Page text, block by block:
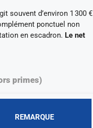
souvent d’environ 1 300 €
ponctuel non
en escadron. Le net
primes)
REMARQUE